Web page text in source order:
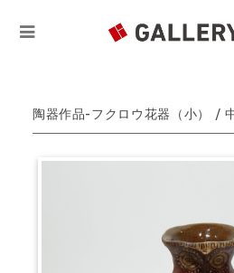
陶器作品-フクロウ花器（小） /